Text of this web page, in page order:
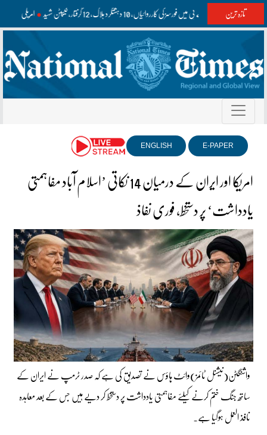
تازہ ترین بلوچستان اور کے پی میں فورسز کی کارروائیاں، 10 دہشتگرد ہلاک، 12 گرفتار، کیپٹن شہید امریکی
E-PAPER
ENGLISH
امریکا اور ایران کے درمیان 14 نکاتی ’اسلام آباد مفاہمتی
یادداشت‘ پر دستخط، فوری نفاذ
واشنگٹن(نیشنل ٹائمز)وائٹ ہاؤس نے تصدیق کی ہے کہ صدر ٹرمپ نے ایران کے
ساتھ جنگ ختم کرنے کیلئے مفاہمتی یادداشت پر دستخط کر دیے ہیں جس کے بعد معاہدہ
نافذ العمل ہوگیا ہے۔